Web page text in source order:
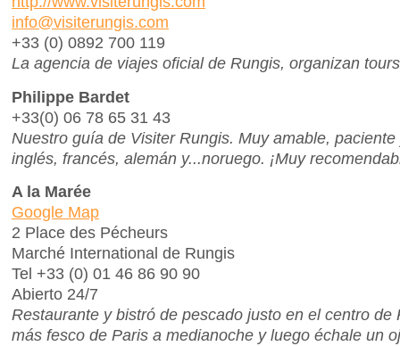
info@visiterungis.com
+33 (0) 0892 700 119
La agencia de viajes oficial de Rungis, organizan
Philippe Bardet
+33(0) 06 78 65 31 43
Nuestro guía de Visiter Rungis. Muy amable,
inglés, francés, alemán y...noruego. ¡Muy
A la Marée
Google Map
2 Place des Pécheurs
Marché International de Rungis
Tel +33 (0) 01 46 86 90 90
Abierto 24/7
Restaurante y bistró de pescado justo en el centro
más fesco de Paris a medianoche y luego échale un